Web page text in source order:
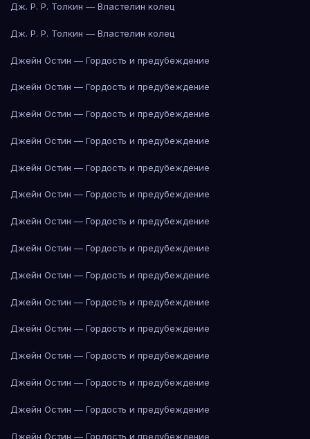
Дж. Р. Р. Толкин — Властелин колец
Дж. Р. Р. Толкин — Властелин колец
Джейн Остин — Гордость и предубеждение
Джейн Остин — Гордость и предубеждение
Джейн Остин — Гордость и предубеждение
Джейн Остин — Гордость и предубеждение
Джейн Остин — Гордость и предубеждение
Джейн Остин — Гордость и предубеждение
Джейн Остин — Гордость и предубеждение
Джейн Остин — Гордость и предубеждение
Джейн Остин — Гордость и предубеждение
Джейн Остин — Гордость и предубеждение
Джейн Остин — Гордость и предубеждение
Джейн Остин — Гордость и предубеждение
Джейн Остин — Гордость и предубеждение
Джейн Остин — Гордость и предубеждение
Джейн Остин — Гордость и предубеждение